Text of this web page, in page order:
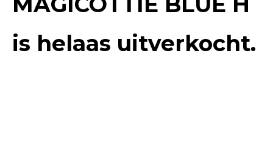
is helaas uitverkocht.